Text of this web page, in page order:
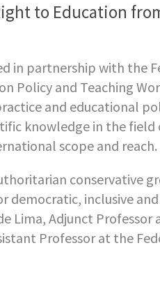
to Education
in partnership with the
Policy and Teaching
and educational
knowledge in the field
scope and reach.
conservative
democratic, inclusive
Lima, Adjunct Professor
Professor at the